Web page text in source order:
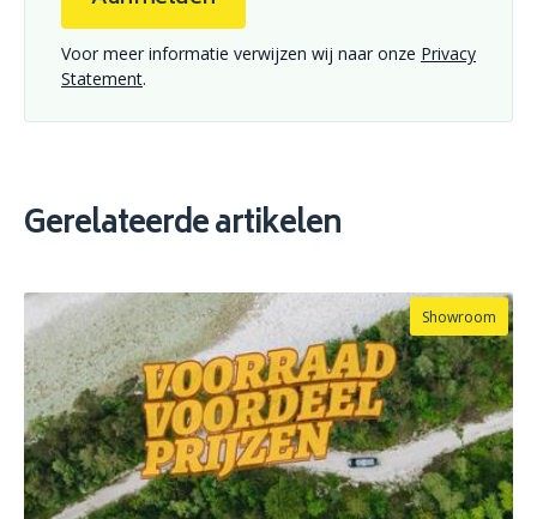
Voor meer informatie verwijzen wij naar onze Privacy
Statement.
Gerelateerde artikelen
Showroom